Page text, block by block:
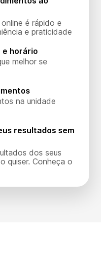
é rápido e
e praticidade
e horário
melhor se
na unidade
resultados sem
dos seus
quiser. Conheça o